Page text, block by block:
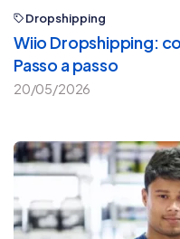
Dropshipping
Wiio Dropshipping:
Passo a passo
20/05/2026